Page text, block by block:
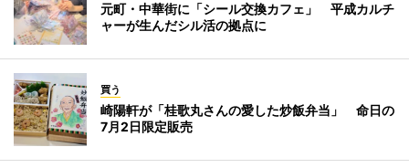
元町・中華街に「シール交換カフェ」 平成カルチ
ャーが生んだシル活の拠点に
買う
崎陽軒が「桂歌丸さんの愛した炒飯弁当」 命日の
7月2日限定販売